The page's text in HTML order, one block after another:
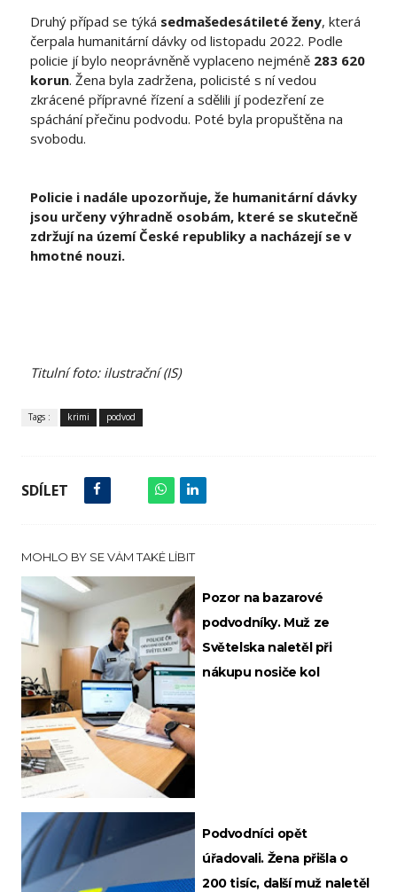
Druhý případ se týká sedmašedesátileté ženy, která
čerpala humanitární dávky od listopadu 2022. Podle
policie jí bylo neoprávněně vyplaceno nejméně 283 620
korun. Žena byla zadržena, policisté s ní vedou
zkrácené přípravné řízení a sdělili jí podezření ze
spáchání přečinu podvodu. Poté byla propuštěna na
svobodu.
Policie i nadále upozorňuje, že humanitární dávky
jsou určeny výhradně osobám, které se skutečně
zdržují na území České republiky a nacházejí se v
hmotné nouzi.
Titulní foto: ilustrační (IS)
Tags : krimi podvod
SDÍLET
MOHLO BY SE VÁM TAKÉ LÍBIT
Pozor na bazarové
podvodníky. Muž ze
Světelska naletěl při
nákupu nosiče kol
Podvodníci opět
úřadovali. Žena přišla o
200 tisíc, další muž naletěl